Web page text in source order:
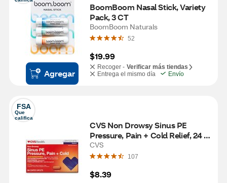
Agregar
BoomBoom Nasal Stick, Variety
Pack, 3 CT
BoomBoom Naturals
52
$19.99
Recoger - Verificar más tiendas
Entrega el mismo día
Envío
FSA
Que
califica
CVS Non Drowsy Sinus PE
Pressure, Pain + Cold Relief, 24
CT
CVS
107
$8.39